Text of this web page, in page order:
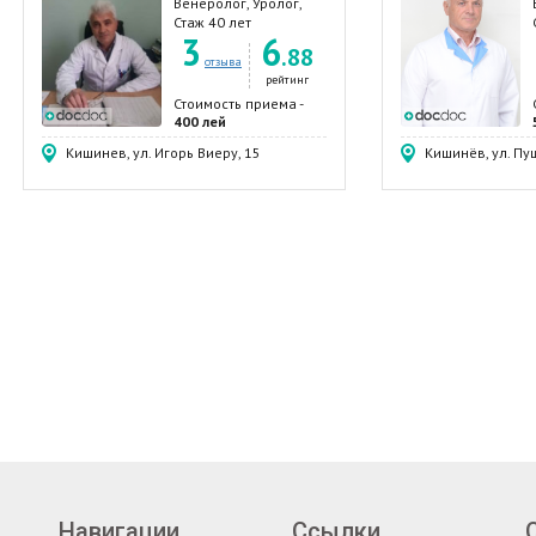
Дерматолог ,
Андролог
Стаж 40 лет
3 отзыва 6.88
рейтинг
Стоимость приема -
400 лей
Кишинев, ул. Игорь Виеру, 15
Кишинёв, ул.